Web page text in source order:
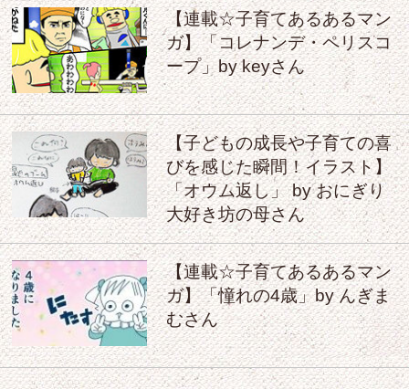
【連載☆子育てあるあるマン
ガ】「コレナンデ・ペリスコ
ープ」by keyさん
【子どもの成長や子育ての喜
びを感じた瞬間！イラスト】
「オウム返し」 by おにぎり
大好き坊の母さん
【連載☆子育てあるあるマン
ガ】「憧れの4歳」by んぎま
むさん